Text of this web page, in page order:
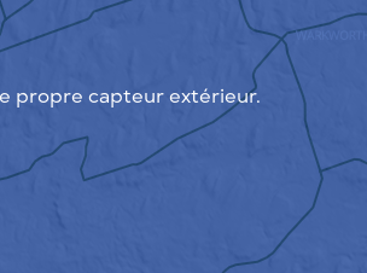
propre capteur extérieur.
CABINET
CARTES DES VILLES
SENSOR NEBO